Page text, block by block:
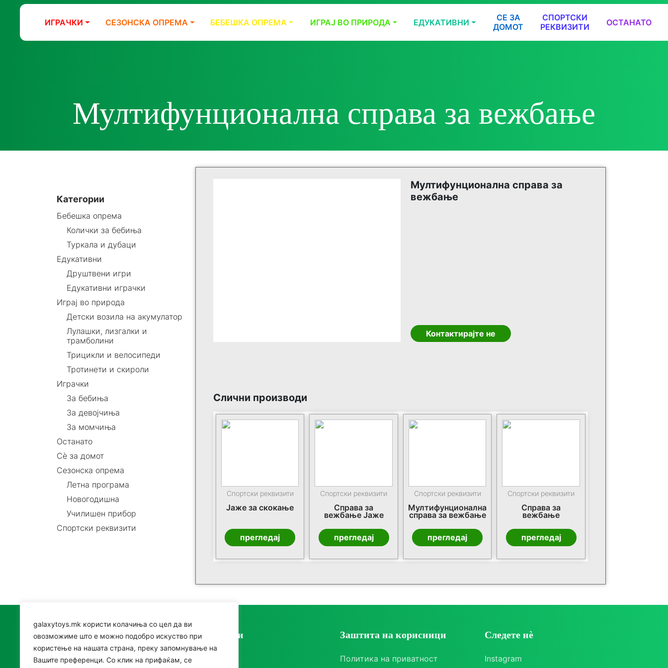
galaxytoys.mk користи колачиња со цел да ви
овозможиме што е можно подобро искуство при
користење на нашата страна, преку запомнување на
Вашите преференци. Со клик на прифаќам, се
ИГРАЧКИ СЕЗОНСКА ОПРЕМА БЕБЕШКА ОПРЕМА ИГРАЈ ВО ПРИРОДА ЕДУКАТИВНИ
СЕ ЗА
ДОМОТ
СПОРТСКИ
РЕКВИЗИТИ
ОСТАНАТО
Мултифунционална справа за вежбање
Категории
Бебешка опрема
Колички за бебиња
Туркала и дубаци
Едукативни
Друштвени игри
Едукативни играчки
Играј во природа
Детски возила на акумулатор
Лулашки, лизгалки и
трамболини
Трицикли и велосипеди
Тротинети и скироли
Играчки
За бебиња
За девојчиња
За момчиња
Останато
Сè за домот
Сезонска опрема
Летна програма
Новогодишна
Училишен прибор
Спортски реквизити
Мултифунционална справа за
вежбање
Контактирајте не
Слични производи
Спортски реквизити
Јаже за скокање
прегледај
Спортски реквизити
Справа за
вежбање Јаже
прегледај
Спортски реквизити
Мултифунционална
справа за вежбање
прегледај
Спортски реквизити
Справа за
вежбање
прегледај
Категории Заштита на корисници
Политика на приватност
Следете нè
Instagram